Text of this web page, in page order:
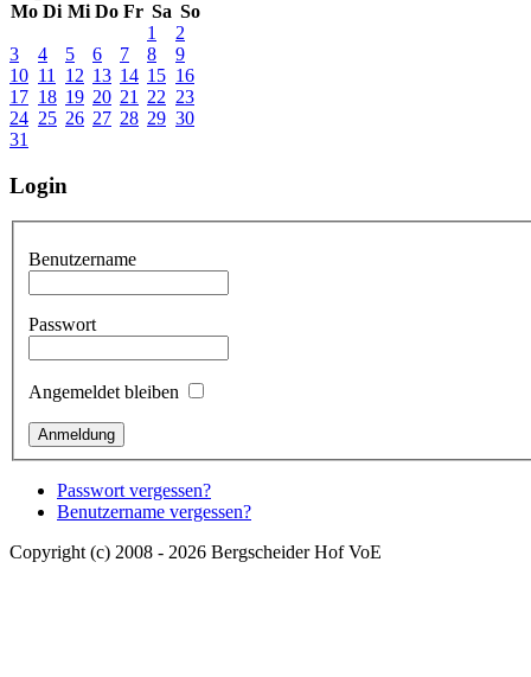
Mo Di Mi Do Fr Sa So
1
2
3
4 5 6 7 8
9
10 11 12 13 14 15 16
17 18 19 20 21 22 23
24 25 26 27 28 29 30
31
Login
Benutzername
Passwort
Angemeldet bleiben
Passwort vergessen?
Benutzername vergessen?
Copyright (c) 2008 - 2026 Bergscheider Hof VoE